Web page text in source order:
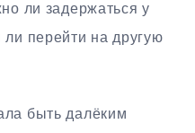
ли задержаться у
ли перейти на другую
быть далёким